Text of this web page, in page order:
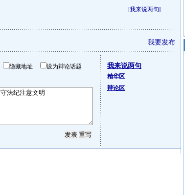
[我来说两句]
我要发布
隐藏地址 设为辩论话题 我来说两句
精华区
辩论区